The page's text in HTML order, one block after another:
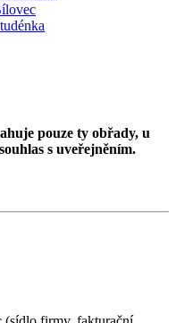
pouze ty obřady, u
s uveřejněním.